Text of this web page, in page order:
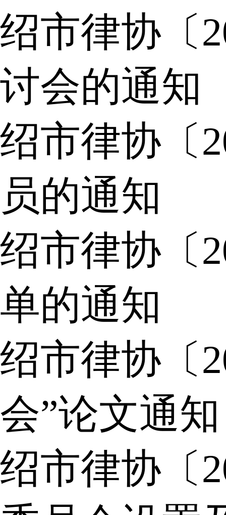
绍市律协〔
讨会的通知
绍市律协〔
员的通知
绍市律协〔
单的通知
绍市律协〔
会”论文通知
绍市律协〔